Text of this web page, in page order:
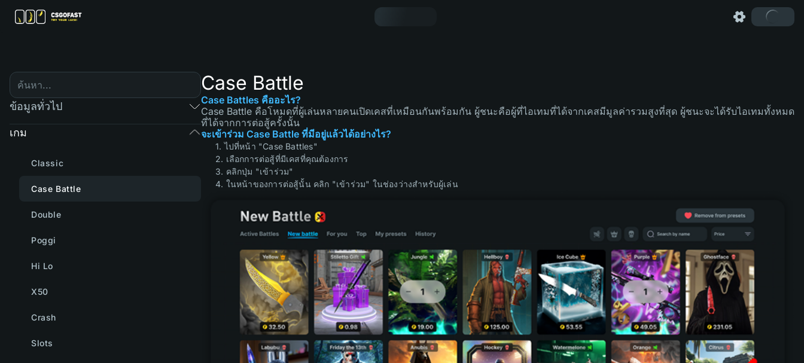
ข้อมูลทั่วไป
เกม
Classic
Case Battle
Double
Poggi
Hi Lo
X50
Crash
Slots
Case Battle
Case Battles คืออะไร?
Case Battle คือโหมดที่ผู้เล่นหลายคนเปิดเคสที่เหมือนกันพร้อมกัน ผู้ชนะคือผู้ที่ไอเทมที่ได้จากเคสมีมูลค่ารวมสูงที่สุด ผู้ชนะจะได้รับไอเทมทั้งหมด
ที่ได้จากการต่อสู้ครั้งนั้น
จะเข้าร่วม Case Battle ที่มีอยู่แล้วได้อย่างไร?
1. ไปที่หน้า "Case Battles"
2. เลือกการต่อสู้ที่มีเคสที่คุณต้องการ
3. คลิกปุ่ม "เข้าร่วม"
4. ในหน้าของการต่อสู้นั้น คลิก "เข้าร่วม" ในช่องว่างสำหรับผู้เล่น